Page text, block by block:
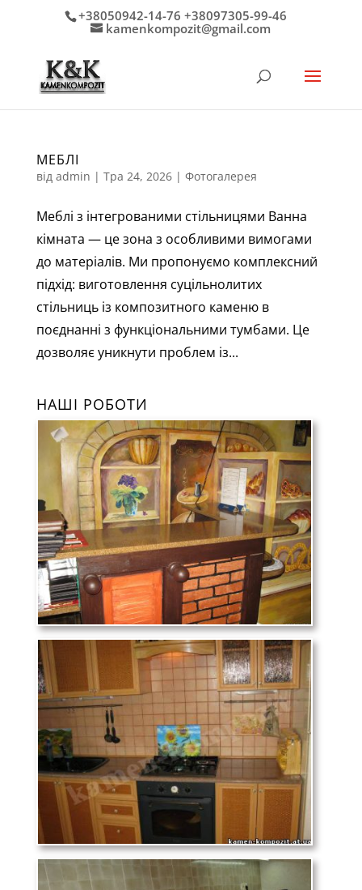
+38050942-14-76 +38097305-99-46
kamenkompozit@gmail.com
МЕБЛІ
від admin | Тра 24, 2026| Фотогалерея
Меблі з інтегрованими стільницями Ванна
кімната — це зона з особливими вимогами
до матеріалів. Ми пропонуємо комплексний
підхід: виготовлення суцільнолитих
стільниць із композитного каменю в
поєднанні з функціональними тумбами. Це
дозволяє уникнути проблем із...
НАШІ РОБОТИ